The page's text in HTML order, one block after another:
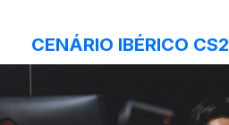
CENÁRIO IBÉRICO CS2